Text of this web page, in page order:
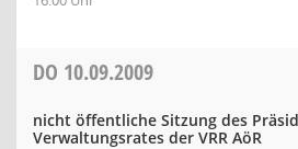
DO 10.09.2009
nicht öffentliche Sitzung des
Verwaltungsrates der VRR AöR